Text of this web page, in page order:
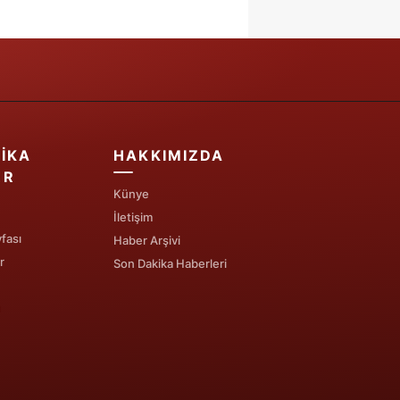
HAKKIMIZDA
Künye
İletişim
Haber Arşivi
Son Dakika Haberleri